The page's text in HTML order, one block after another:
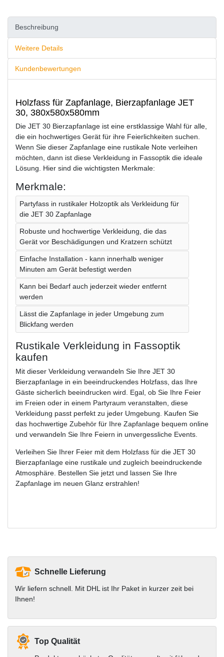
Beschreibung
Weitere Details
Kundenbewertungen
Holzfass für Zapfanlage, Bierzapfanlage JET
30, 380x580x580mm
Die JET 30 Bierzapfanlage ist eine erstklassige Wahl für alle,
die ein hochwertiges Gerät für ihre Feierlichkeiten suchen.
Wenn Sie dieser Zapfanlage eine rustikale Note verleihen
möchten, dann ist diese Verkleidung in Fassoptik die ideale
Lösung. Hier sind die wichtigsten Merkmale:
Merkmale:
Partyfass in rustikaler Holzoptik als Verkleidung für
die JET 30 Zapfanlage
Robuste und hochwertige Verkleidung, die das
Gerät vor Beschädigungen und Kratzern schützt
Einfache Installation - kann innerhalb weniger
Minuten am Gerät befestigt werden
Kann bei Bedarf auch jederzeit wieder entfernt
werden
Lässt die Zapfanlage in jeder Umgebung zum
Blickfang werden
Rustikale Verkleidung in Fassoptik
kaufen
Mit dieser Verkleidung verwandeln Sie Ihre JET 30
Bierzapfanlage in ein beeindruckendes Holzfass, das Ihre
Gäste sicherlich beeindrucken wird. Egal, ob Sie Ihre Feier
im Freien oder in einem Partyraum veranstalten, diese
Verkleidung passt perfekt zu jeder Umgebung. Kaufen Sie
das hochwertige Zubehör für Ihre Zapfanlage bequem online
und verwandeln Sie Ihre Feiern in unvergessliche Events.
Verleihen Sie Ihrer Feier mit dem Holzfass für die JET 30
Bierzapfanlage eine rustikale und zugleich beeindruckende
Atmosphäre. Bestellen Sie jetzt und lassen Sie Ihre
Zapfanlage im neuen Glanz erstrahlen!
Schnelle Lieferung
Wir liefern schnell. Mit DHL ist Ihr Paket in kurzer zeit bei
Ihnen!
Top Qualität